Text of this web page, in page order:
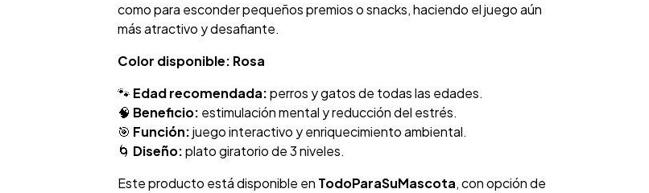
como para esconder pequeños premios o snacks, haciendo el juego aún
más atractivo y desafiante.
Color disponible: Rosa
🐾 Edad recomendada:perros y gatos de todas las edades.
🧠 Beneficio: estimulación mental y reducción del estrés.
🎯 Función:juego interactivo y enriquecimiento ambiental.
🌀 Diseño:plato giratorio de 3 niveles.
Este producto está disponible en TodoParaSuMascota, con opción de